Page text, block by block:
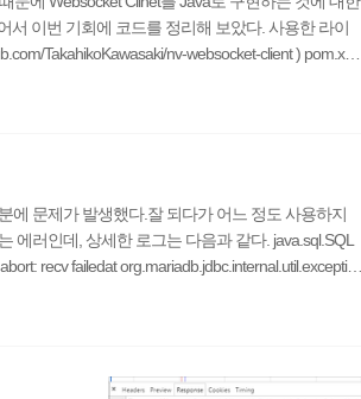
서 이번 기회에 코드를 정리해 보았다. 사용한 라이
TakahikoKawasaki/nv-websocket-client ) pom.xml
에 문제가 발생했다.잘 되다가 어느 정도 사용하지
러인데, 상세한 로그는 다음과 같다. java.sql.SQL
recv failedat org.mariadb.jdbc.internal.util.exceptio